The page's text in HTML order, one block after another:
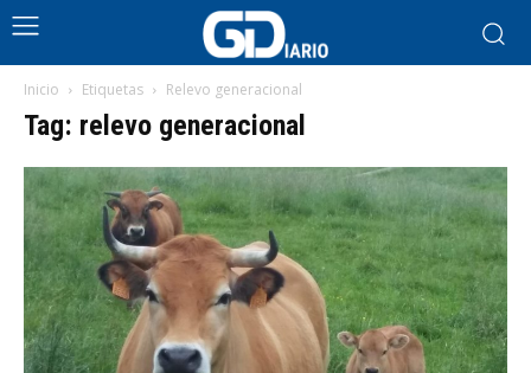
Inicio Etiquetas Relevo generacional
Tag: relevo generacional